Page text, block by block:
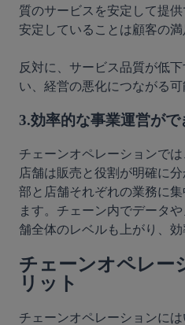
質のサービスを安定して提
安定していることは顧客の満
反対に、サービス品質が低
い、経営の悪化につながる可
3.効率的な事業運営がで
チェーンオペレーションで
店舗は販売と役割が明確に
部と店舗それぞれの業務に
ます。チェーン内でデータ
チェーンオペレー
リット
チェーンオペレーションに